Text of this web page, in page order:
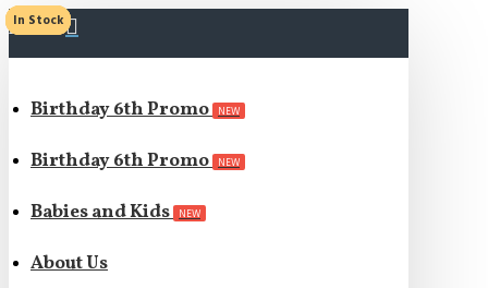
MENU
Birthday 6th Promo NEW
Birthday 6th Promo NEW
Babies and Kids NEW
About Us
In Stock
In Stock
In Stock
In Stock